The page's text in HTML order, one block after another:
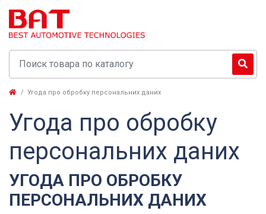
Угода про обробку персональних даних
Угода про обробку
персональних даних
УГОДА ПРО ОБРОБКУ
ПЕРСОНАЛЬНИХ ДАНИХ